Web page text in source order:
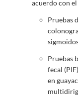
acuerdo con
Pruebas
Pruebas
fecal
en